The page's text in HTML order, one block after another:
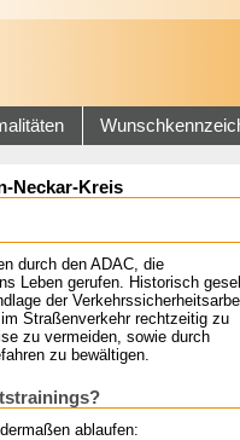
Neckar-Kreis
durch den ADAC, die
Leben gerufen. Historisch
der
Straßenverkehr rechtzeitig zu
zu vermeiden, sowie durch
zu bewältigen.
ablaufen: